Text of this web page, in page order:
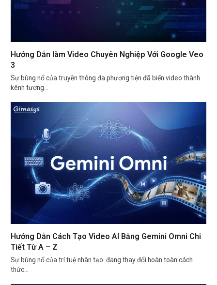
Hướng Dẫn làm Video Chuyên Nghiệp Với Google Veo
3
Sự bùng nổ của truyền thông đa phương tiện đã biến video thành
kênh tương…
Hướng Dẫn Cách Tạo Video AI Bằng Gemini Omni Chi
Tiết Từ A – Z
Sự bùng nổ của trí tuệ nhân tạo đang thay đổi hoàn toàn cách
thức…